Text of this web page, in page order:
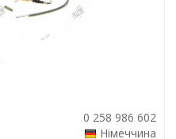
0 258 986 602
Німеччина